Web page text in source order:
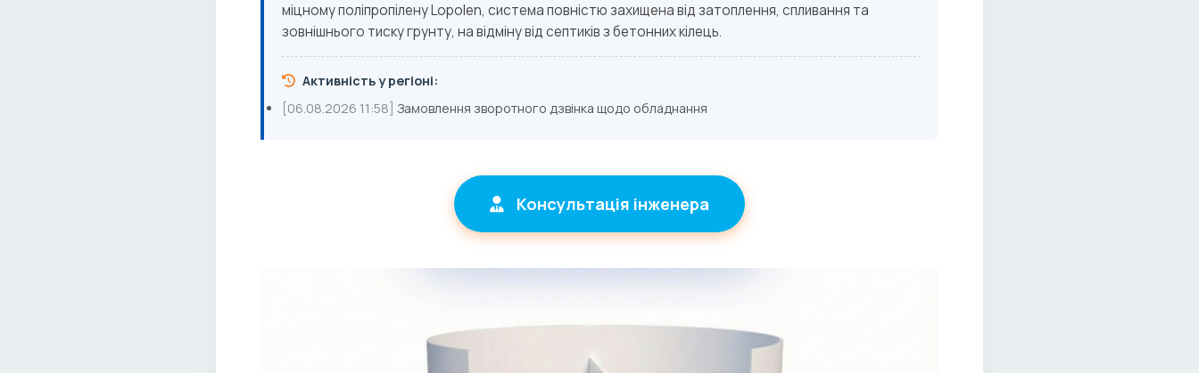
міцному поліпропілену Lopolen, система повністю захищена від затоплення, спливання та
зовнішнього тиску грунту, на відміну від септиків з бетонних кілець.
Активність у регіоні:
[06.08.2026 11:58] Замовлення зворотного дзвінка щодо обладнання
Консультація інженера